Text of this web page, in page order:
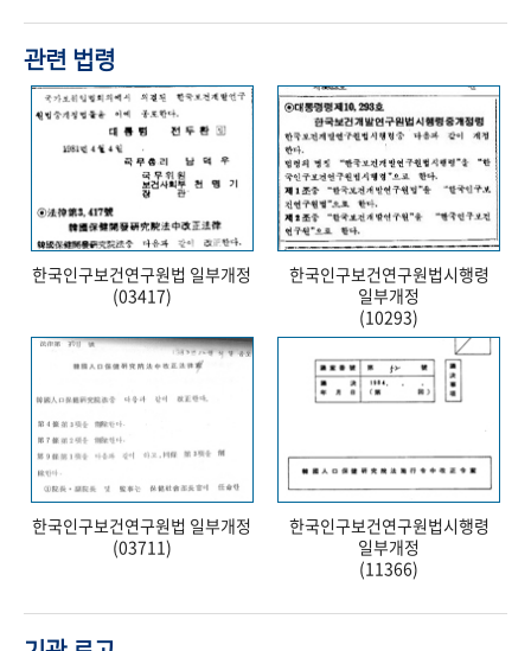
관련 법령
한국인구보건연구원법 일부개정
(03417)
한국인구보건연구원법시행령
일부개정
(10293)
한국인구보건연구원법 일부개정
(03711)
한국인구보건연구원법시행령
일부개정
(11366)